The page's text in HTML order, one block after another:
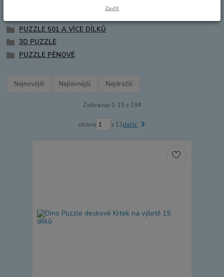
PUZZLE 501 A VÍCE DÍLKŮ
3D PUZZLE
PUZZLE PĚNOVÉ
Nejnovější Nejlevnější Nejdražší
Zobrazuji 1-15 z 194
strana z 13další
Zavřít